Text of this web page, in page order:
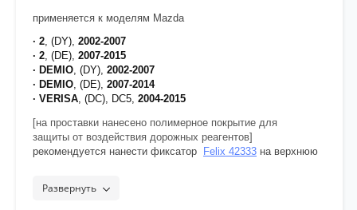
применяется к моделям Mazda
· 2 , (DY), 2002-2007
· 2 , (DE), 2007-2015
· DEMIO , (DY), 2002-2007
· DEMIO , (DE), 2007-2014
· VERISA , (DC), DC5, 2004-2015
[на проставки нанесено полимерное покрытие для
защиты от воздействия дорожных реагентов]
рекомендуется нанести фиксатор
Felix 42333 на верхнюю
Развернуть